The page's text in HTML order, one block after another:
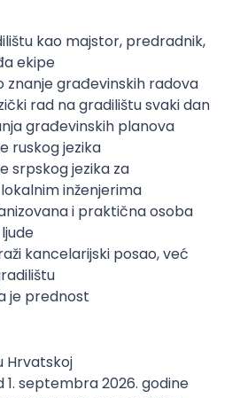
kao majstor, predradnik,
ekipe
građevinskih radova
rad na gradilištu svaki dan
građevinskih planova
ruskog jezika
srpskog jezika za
inženjerima
i praktična osoba
kancelarijski posao, već
je prednost
Hrvatskoj
septembra 2026. godine